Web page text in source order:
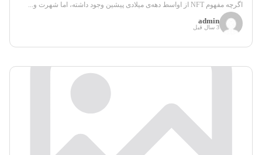
اگرچه مفهوم NFT از اواسط دهه‌ی میلادی پیشین وجود داشته، اما شهرت و...
admin
3 سال قبل